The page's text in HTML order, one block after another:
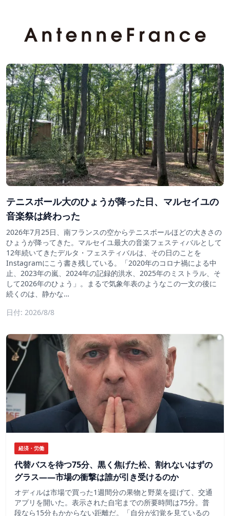
テニスボール大のひょうが降った日、マルセイユの
音楽祭は終わった
2026年7月25日、南フランスの空からテニスボールほどの大きさの
ひょうが降ってきた。マルセイユ最大の音楽フェスティバルとして
12年続いてきたデルタ・フェスティバルは、その日のことを
Instagramにこう書き残している。「2020年のコロナ禍による中
止、2023年の嵐、2024年の記録的洪水、2025年のミストラル、そ
して2026年のひょう」。まるで気象年表のようなこの一文の後に
続くのは、静かな…
日付: 2026/8/8
経済・労働
代替バスを待つ75分、黒く焦げた松、割れないはずの
グラス——市場の衝撃は誰が引き受けるのか
オディルは市場で買った1週間分の果物と野菜を提げて、交通
アプリを開いた。表示された自宅までの所要時間は75分。普
段なら15分もかからない距離だ。「自分が幻覚を見ているの